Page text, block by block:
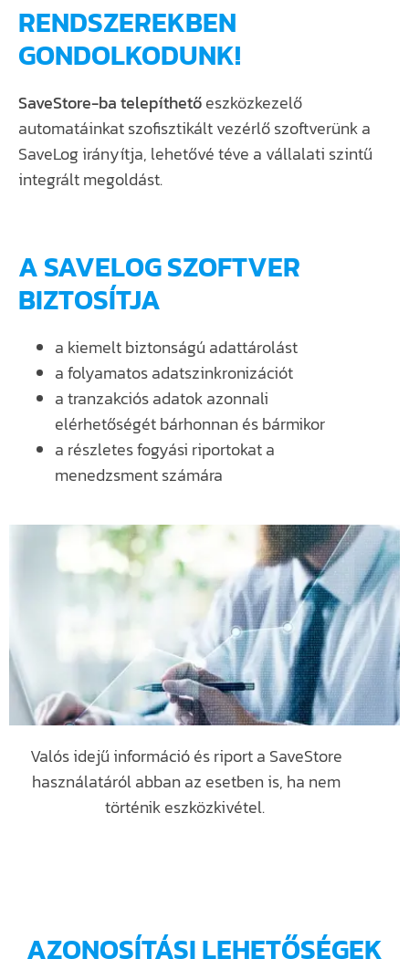
RENDSZEREKBEN
GONDOLKODUNK!
SaveStore-ba telepíthetőeszközkezelő
automatáinkat szofisztikált vezérlő szoftverünk a
SaveLog irányítja, lehetővé téve a vállalati szintű
integrált megoldást.
A SAVELOG SZOFTVER
BIZTOSÍTJA
a kiemelt biztonságú adattárolást
a folyamatos adatszinkronizációt
a tranzakciós adatok azonnali
elérhetőségét bárhonnan és bármikor
a részletes fogyási riportokat a
menedzsment számára
Valós idejű információ és riport a SaveStore
használatáról abban az esetben is, ha nem
történik eszközkivétel.
AZONOSÍTÁSI LEHETŐSÉGEK